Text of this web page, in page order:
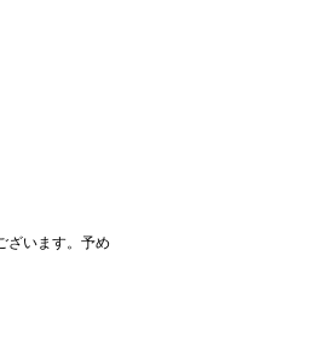
ざいます。予め